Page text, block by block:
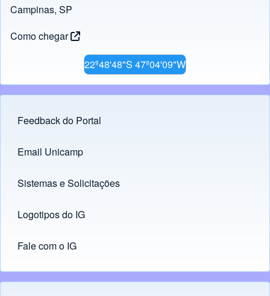
Campinas, SP
Como chegar
22º48'48"S 47º04'09"W
Footer menu
Feedback do Portal
Links
Email Unicamp
(opens in new tab)
Sistemas e Solicitações
(opens in new tab)
Logotipos do IG
(opens in new tab)
Fale com o IG